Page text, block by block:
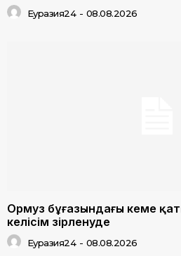
Еуразия24 - 08.08.2026
Ормуз бұғазындағы кеме
келісім әзірленуде
Еуразия24 - 08.08.2026